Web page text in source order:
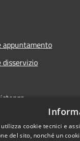
appuntamento
disservizio
utilizza cookie tecnici e
del sito, nonché un